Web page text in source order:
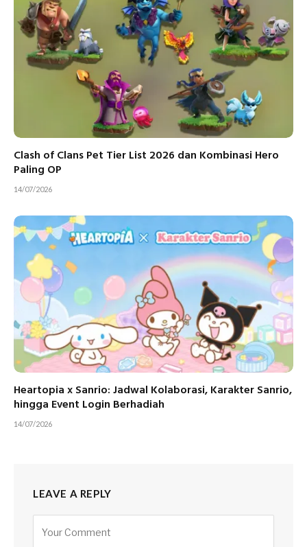
Clash of Clans Pet Tier List 2026 dan Kombinasi Hero
Paling OP
14/07/2026
Heartopia x Sanrio: Jadwal Kolaborasi, Karakter Sanrio,
hingga Event Login Berhadiah
14/07/2026
LEAVE A REPLY